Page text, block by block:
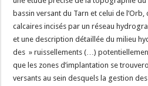
bassin versant du Tarn et celui de
calcaires incisés par un réseau
et une description détaillée du milieu
des » ruissellements (…)
que les zones d’implantation se
versants au sein desquels la gestion